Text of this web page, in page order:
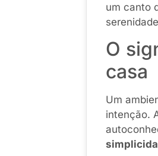
um canto
O
casa
Um
intenção.